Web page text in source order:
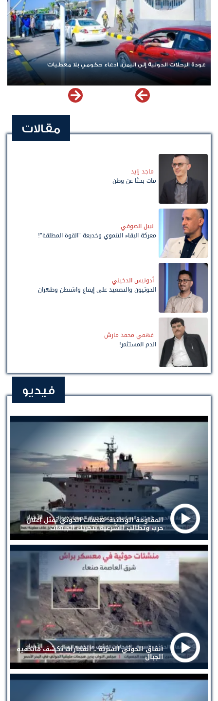
عودة الرحلات الدولية إلى اليمن.. ادعاء حكومي بلا معطيات
مقالات
ماجد زايد
مات بحثًا عن وطن
نبيل الصوفي
معركة البقاء التنموي وخديعة "القوة المطلقة"!
أدونيس الدخيني
الحوثيون والتصعيد على إيقاع واشنطن وطهران
فهمي محمد مارش
الدم المستثمر!
فيديو
المقاومة الوطنية: هجمات الحوثي تمثل إعلان
حرب وتطالب الشرعية بتحريك الجبهات
أنفاق الحوثي السرية .. انفجارات تكشف ماتخفيه
الجبال